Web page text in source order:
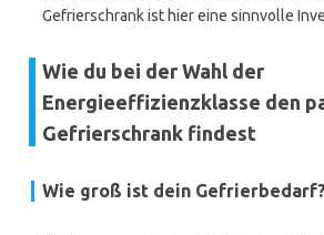
Gefrierschrank ist hier eine sinnvolle
Wie du bei der Wahl der
Energieeffizienzklasse den
Gefrierschrank findest
Wie groß ist dein Gefrierbedarf?